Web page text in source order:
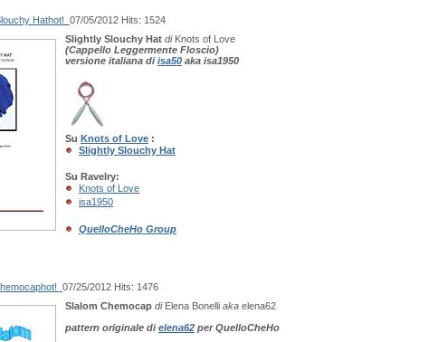
Hathot! 07/05/2012 Hits: 1524
Slightly Slouchy Hat di Knots of Love
(Cappello Leggermente Floscio)
versione italiana diisa50 aka isa1950
Su Knots of Love :
Slightly Slouchy Hat
Su Ravelry:
Knots of Love
isa1950
QuelloCheHo Group
hot! 07/25/2012 Hits: 1476
Slalom Chemocap di Elena Bonelli aka elena62
pattern originale dielena62 per QuelloCheHo